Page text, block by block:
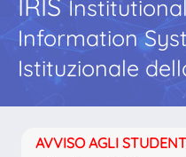
Information
Istituzionale
AVVISO AGLI